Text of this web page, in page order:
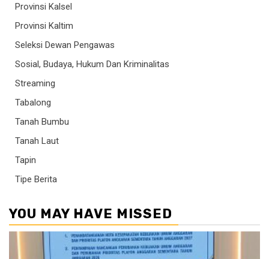
Provinsi Kalsel
Provinsi Kaltim
Seleksi Dewan Pengawas
Sosial, Budaya, Hukum Dan Kriminalitas
Streaming
Tabalong
Tanah Bumbu
Tanah Laut
Tapin
Tipe Berita
YOU MAY HAVE MISSED